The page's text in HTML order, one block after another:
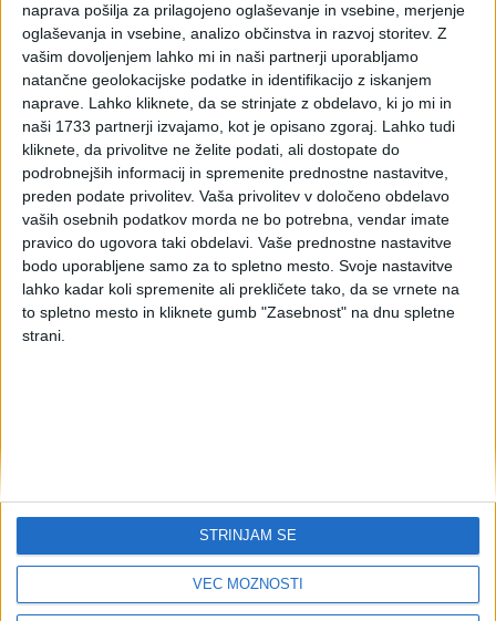
naprava pošilja za prilagojeno oglaševanje in vsebine, merjenje
oglaševanja in vsebine, analizo občinstva in razvoj storitev. Z
vašim dovoljenjem lahko mi in naši partnerji uporabljamo
natančne geolokacijske podatke in identifikacijo z iskanjem
naprave. Lahko kliknete, da se strinjate z obdelavo, ki jo mi in
naši 1733 partnerji izvajamo, kot je opisano zgoraj. Lahko tudi
kliknete, da privolitve ne želite podati, ali dostopate do
podrobnejših informacij in spremenite prednostne nastavitve,
preden podate privolitev. Vaša privolitev v določeno obdelavo
vaših osebnih podatkov morda ne bo potrebna, vendar imate
pravico do ugovora taki obdelavi. Vaše prednostne nastavitve
bodo uporabljene samo za to spletno mesto. Svoje nastavitve
lahko kadar koli spremenite ali prekličete tako, da se vrnete na
to spletno mesto in kliknete gumb "Zasebnost" na dnu spletne
strani.
VEČ MOŽNOSTI
STRINJAM SE
PRVA STRANNE SPREGLEJTE
Vpisano: 3. november 2023 ob 11:26
Nov seznam tveganih
držav za pranje denarja
ali financiranje terorizma
Objavljen je nov seznam držav, v zvezi s katerimi
obstaja visoko in povečano tveganje za pojav pranja
denarja ali financiranja terorizma.
več.Jordanija, Kajmanski otoki in Panamaso sicer
umaknjene s seznama FATF, so pa zaradi njihove uvrstitve
na druge seznameše vedno uvrščenena skupnem
seznamu tveganih držav.